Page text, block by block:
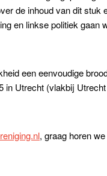
de inhoud van dit
en linkse politiek gaan
een eenvoudige
in Utrecht (vlakbij
, graag horen